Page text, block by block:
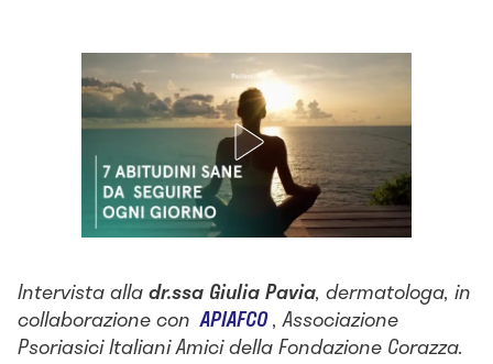
Intervista alladr.ssa Giulia Pavia, dermatologa, in
collaborazione con APIAFCO, Associazione
Psoriasici Italiani Amici della Fondazione Corazza.